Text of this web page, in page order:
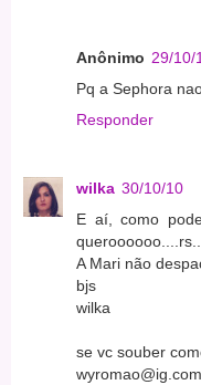
Anônimo 29/10/
Pq a Sephora
Responder
wilka 30/10/10
E aí, como
queroooooo....rs...
A Mari não
bjs
wilka
se vc souber